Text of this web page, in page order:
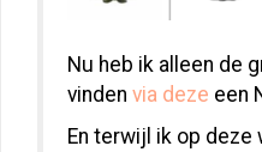
Nu heb ik alleen de
vinden via deze een
En terwijl ik op deze